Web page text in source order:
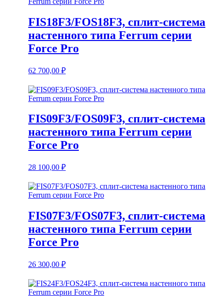
FIS18F3/FOS18F3, сплит-система
настенного типа Ferrum серии
Force Pro
62 700,00 ₽
FIS09F3/FOS09F3, сплит-система
настенного типа Ferrum серии
Force Pro
28 100,00 ₽
FIS07F3/FOS07F3, сплит-система
настенного типа Ferrum серии
Force Pro
26 300,00 ₽